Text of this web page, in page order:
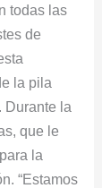
todas las
de
la pila
Durante la
que le
la
“Estamos